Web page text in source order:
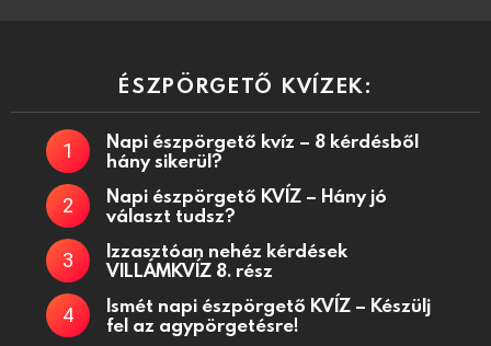
ÉSZPÖRGETŐ KVÍZEK:
Napi észpörgető kvíz – 8 kérdésből
hány sikerül?
Napi észpörgető KVÍZ – Hány jó
választ tudsz?
Izzasztóan nehéz kérdések
VILLÁMKVÍZ 8. rész
Ismét napi észpörgető KVÍZ – Készülj
fel az agypörgetésre!